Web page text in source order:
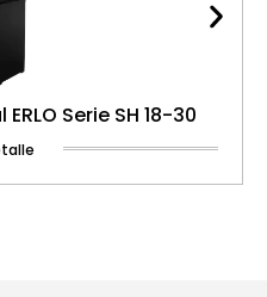
Serie SH 18-30